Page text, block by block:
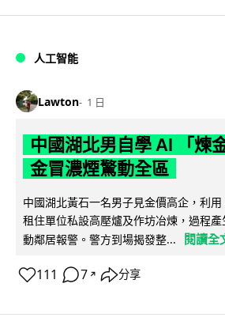
人工智能
Lawton 1 日
中國湖北男自學 AI 「煉
金冒濃煙驚動全區
中國湖北黃石一名男子見金價高企，利
租住單位私設高壓爐及作坊冶煉，過程
動鄰居報警。警方到場揭發整...
閱讀全
111 7 ↗ 分享